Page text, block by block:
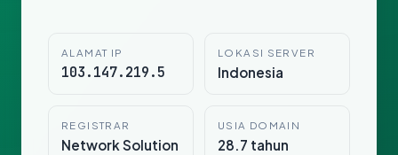
ALAMAT IP
103.147.219.5
LOKASI SERVER
Indonesia
REGISTRAR
Network Solution
USIA DOMAIN
28.7 tahun